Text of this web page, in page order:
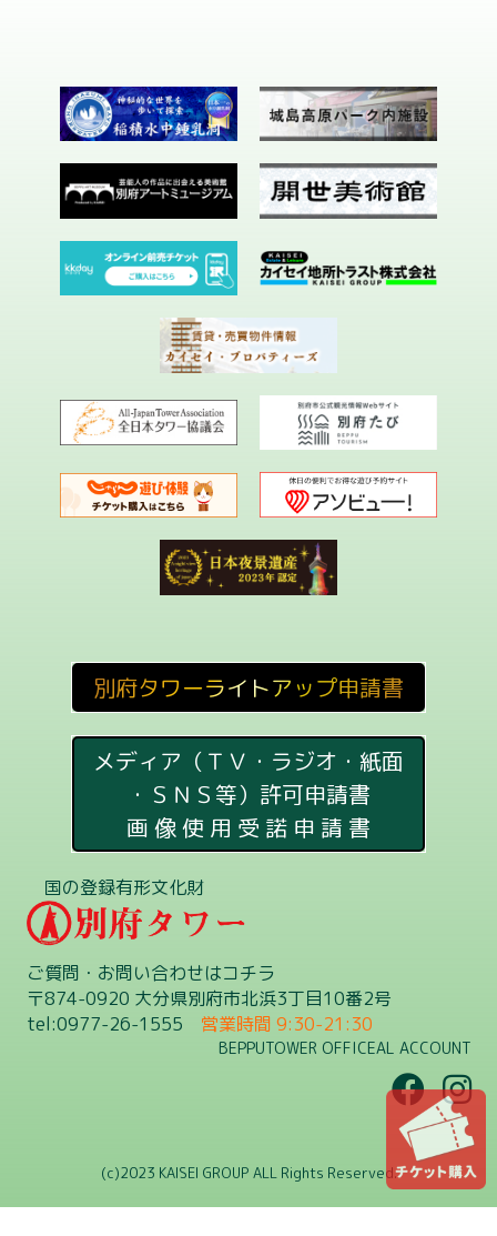
別府タワーライトアップ申請書
メディア（ＴＶ・ラジオ・紙面
・ＳＮＳ等）許可申請書
画 像 使 用 受 諾 申 請 書
国の登録有形文化財
ご質問・お問い合わせはコチラ
〒874-0920 大分県別府市北浜3丁目10番2号
tel:0977-26-1555
営業時間 9:30-21:30
BEPPUTOWER OFFICEAL ACCOUNT
(c)2023 KAISEI GROUP ALL Rights Reserved.